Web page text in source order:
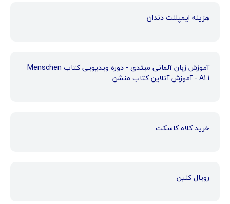
هزینه ایمپلنت دندان
آموزش زبان آلمانی مبتدی - دوره ویدیویی کتاب Menschen
A1.1 - آموزش آنلاین کتاب منشن
خرید کلاه کاسکت
رویال کنین